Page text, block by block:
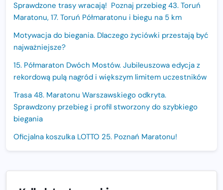
Sprawdzone trasy wracają! Poznaj przebieg 43. Toruń
Maratonu, 17. Toruń Półmaratonu i biegu na 5 km
Motywacja do biegania. Dlaczego życiówki przestają być
najważniejsze?
15. Półmaraton Dwóch Mostów. Jubileuszowa edycja z
rekordową pulą nagród i większym limitem uczestników
Trasa 48. Maratonu Warszawskiego odkryta.
Sprawdzony przebieg i profil stworzony do szybkiego
biegania
Oficjalna koszulka LOTTO 25. Poznań Maratonu!